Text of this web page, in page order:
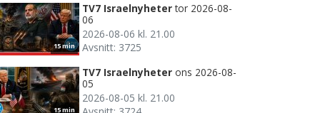
15 min
TV7 Israelnyheter tor 2026-08-
06
2026-08-06 kl. 21.00
Avsnitt: 3725
15 min
TV7 Israelnyheter ons 2026-08-
05
2026-08-05 kl. 21.00